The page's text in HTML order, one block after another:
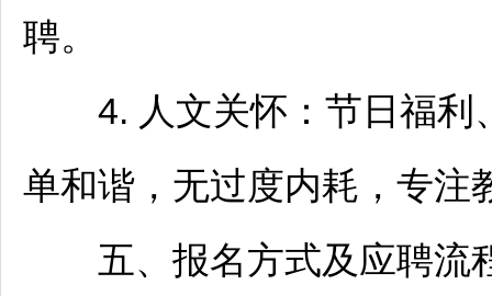
聘。
4. 人文关怀：节日福利
单和谐，无过度内耗，专注
五、报名方式及应聘流